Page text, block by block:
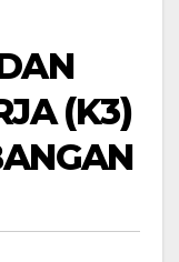
(K3)